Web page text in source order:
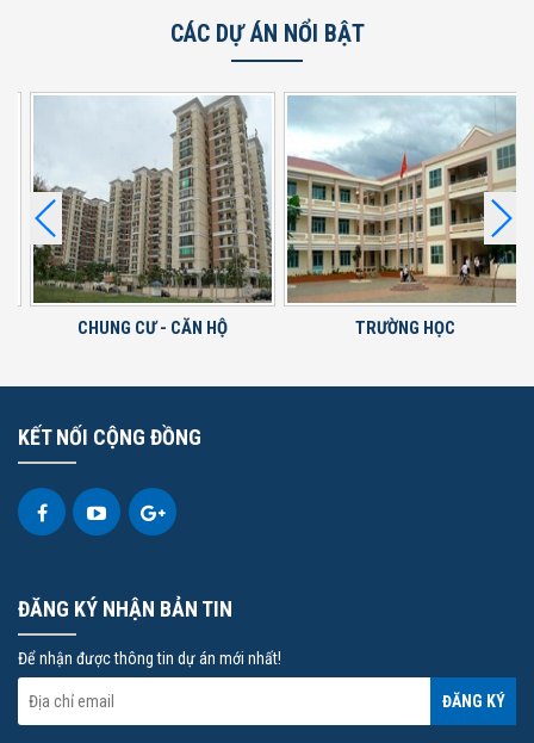
CÁC DỰ ÁN NỔI BẬT
CHUNG CƯ - CĂN HỘ TRƯỜNG HỌC
KẾT NỐI CỘNG ĐỒNG
ĐĂNG KÝ NHẬN BẢN TIN
Để nhận được thông tin dự án mới nhất!
ĐĂNG KÝ